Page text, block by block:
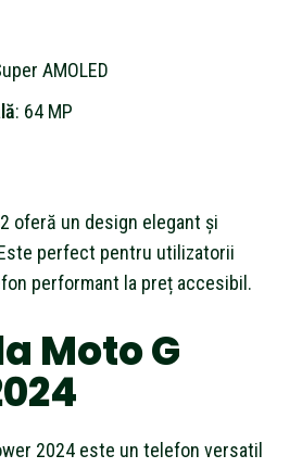
AMOLED
: 64 MP
oferă un design elegant și
perfect pentru utilizatorii
performant la preț accesibil.
Moto G
2024 este un telefon versatil